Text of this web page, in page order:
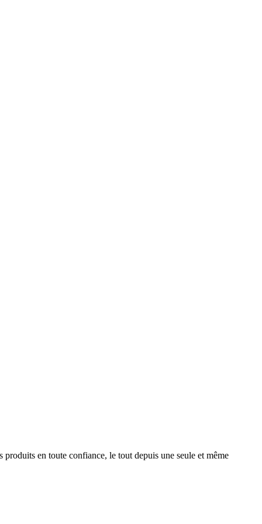
en toute confiance, le tout depuis une seule et même